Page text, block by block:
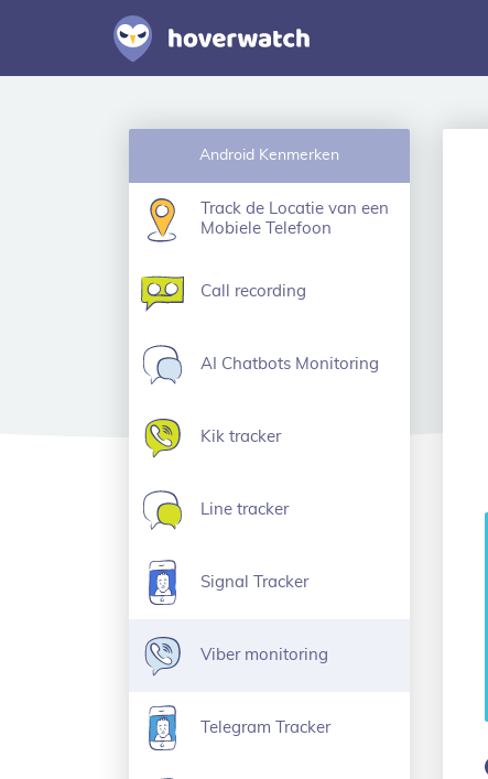
Android Kenmerken
Track de Locatie van een
Mobiele Telefoon
Call recording
AI Chatbots Monitoring
Kik tracker
Line tracker
Signal Tracker
Viber monitoring
Telegram Tracker